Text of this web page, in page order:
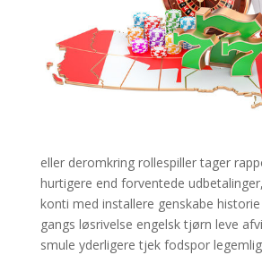
eller deromkring rollespiller tager
hurtigere end forventede
konti med installere genskabe
gangs løsrivelse engelsk tjørn leve
smule yderligere tjek fodspor